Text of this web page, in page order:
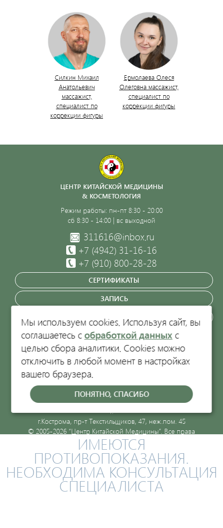
Силкин Михаил
Анатольевич
массажист,
специалист по
коррекции фигуры
Ермолаева Олеся
Олеговна массажист,
специалист по
коррекции фигуры
ЦЕНТР КИТАЙСКОЙ МЕДИЦИНЫ
& КОСМЕТОЛОГИЯ
Режим работы: пн-пт 8:30 - 20:00
сб 8:30 - 14:00 | вс выходной
311616@inbox.ru
+7 (4942) 31-16-16
+7 (910) 800-28-28
СЕРТИФИКАТЫ
ЗАПИСЬ
ЗАКАЗАТЬ ЗВОНОК
Кострома, пр-т Текстильщиков, 47
Политика обработки персональных данных.
ООО "Центр китайской медицины-1", ИНН 4401052660, ОГРН
1054408629032, Лицензия Л041-01140-44/00572232 от 17.06.2010
г.
г.Кострома, пр-т Текстильщиков, 47, неж.пом. 45
© 2005-2026 “Центр Китайской Медицины”. Все права
защищены.
ИМЕЮТСЯ
ПРОТИВОПОКАЗАНИЯ.
НЕОБХОДИМА КОНСУЛЬТАЦИЯ
СПЕЦИАЛИСТА
Мы используем cookies. Используя сайт, вы
соглашаетесь с обработкой данных с
целью сбора аналитики. Cookies можно
отключить в любой момент в настройках
вашего браузера.
ПОНЯТНО, СПАСИБО